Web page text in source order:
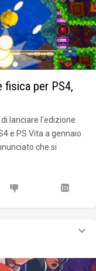
fisica per PS4,
di lanciare l'edizione
e PS Vita a gennaio
che si